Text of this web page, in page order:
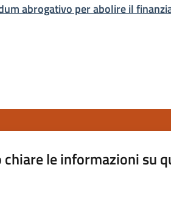
abrogativo per abolire il
chiare le informazioni su